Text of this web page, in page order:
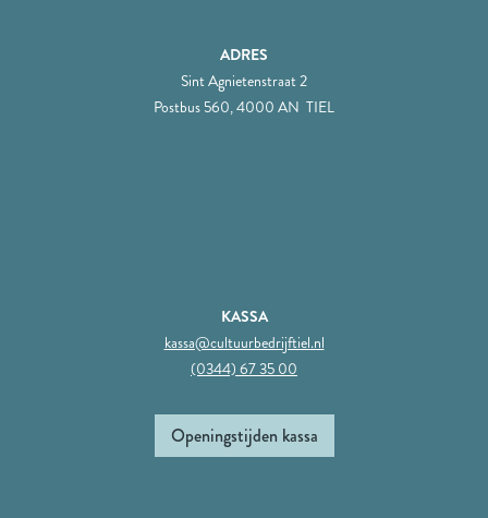
ADRES
Sint Agnietenstraat 2
Postbus 560, 4000 AN TIEL
KASSA
kassa@cultuurbedrijftiel.nl
(0344) 67 35 00
Openingstijden kassa